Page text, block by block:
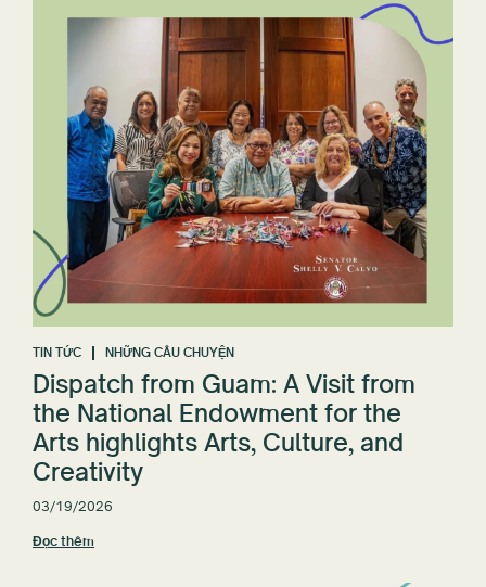
TIN TỨC NHỮNG CÂU CHUYỆN
Dispatch from Guam: A Visit from
the National Endowment for the
Arts highlights Arts, Culture, and
Creativity
03/19/2026
Đọc thêm